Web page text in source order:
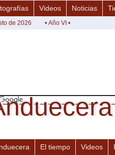
Videos Noticias
de 2026 • Año VI •
El tiempo Videos